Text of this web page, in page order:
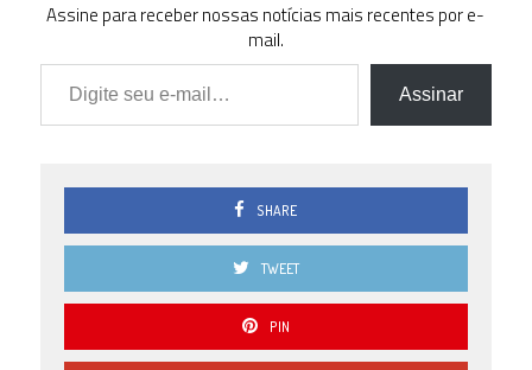
Assine para receber nossas notícias mais recentes por e-
mail.
Digite seu e-mail…
Assinar
SHARE
TWEET
PIN